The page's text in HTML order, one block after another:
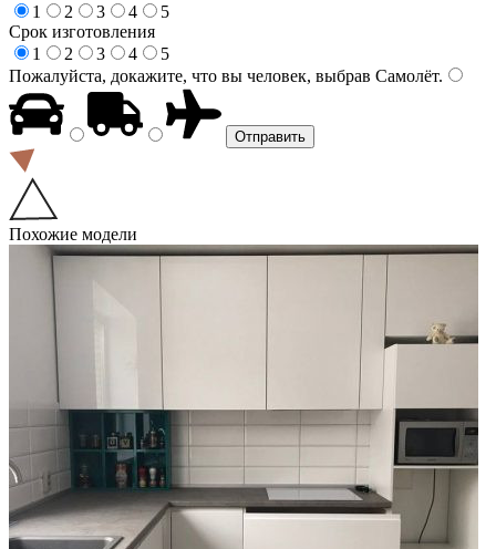
1
2 3 4
5
Срок изготовления
1
2 3 4
5
Пожалуйста, докажите, что вы человек, выбрав Самолёт.
Похожие модели